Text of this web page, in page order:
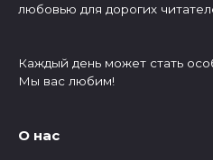
любовью для дорогих
Каждый день может стать
Мы вас любим!
О нас